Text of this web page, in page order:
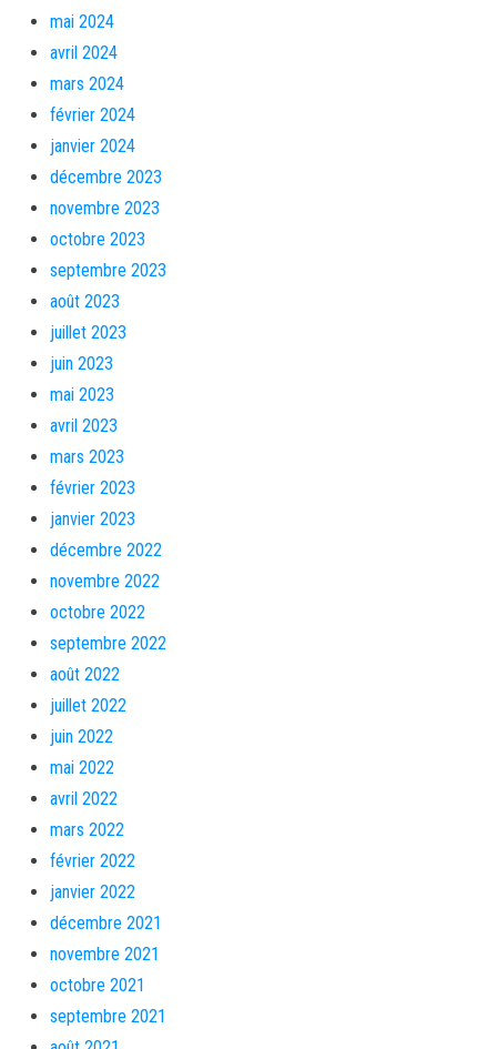
mai 2024
avril 2024
mars 2024
février 2024
janvier 2024
décembre 2023
novembre 2023
octobre 2023
septembre 2023
août 2023
juillet 2023
juin 2023
mai 2023
avril 2023
mars 2023
février 2023
janvier 2023
décembre 2022
novembre 2022
octobre 2022
septembre 2022
août 2022
juillet 2022
juin 2022
mai 2022
avril 2022
mars 2022
février 2022
janvier 2022
décembre 2021
novembre 2021
octobre 2021
septembre 2021